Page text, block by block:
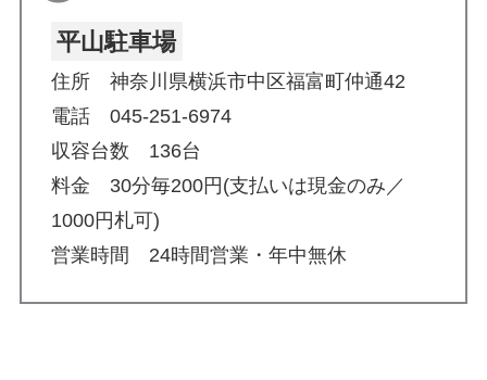
平山駐車場
住所 神奈川県横浜市中区福富町仲通42
電話 045-251-6974
収容台数 136台
料金 30分毎200円(支払いは現金のみ／
1000円札可)
営業時間 24時間営業・年中無休